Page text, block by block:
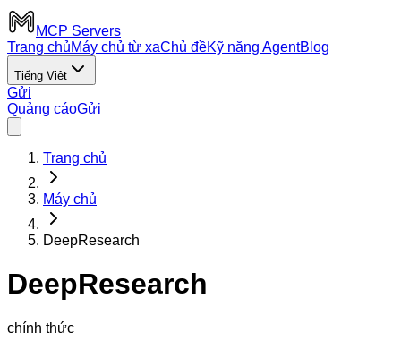
MCP Servers
Trang chủMáy chủ từ xaChủ đềKỹ năng AgentBlog
Tiếng Việt
Gửi
Quảng cáoGửi
Trang chủ
Máy chủ
DeepResearch
DeepResearch
chính thức